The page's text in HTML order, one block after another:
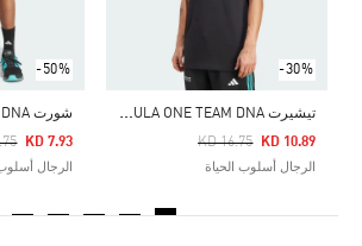
-30%
ت
يشيرت MERCEDES - AMG PETRONAS FORMULA ONE TEAM DNA
Price Reduced From
KD 16.75
To KD 10.89
الرجال أسلوب الحياة
-50%
KD 7.93
الرجال